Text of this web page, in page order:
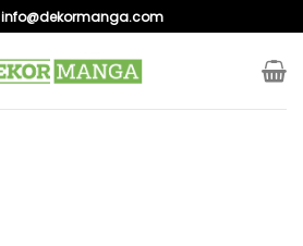
info@dekormanga.com